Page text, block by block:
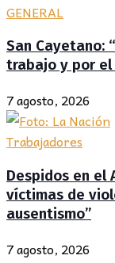
GENERAL
San Cayetano:
trabajo y por el
7 agosto, 2026
Trabajadores
Despidos en el
víctimas de
ausentismo”
7 agosto, 2026